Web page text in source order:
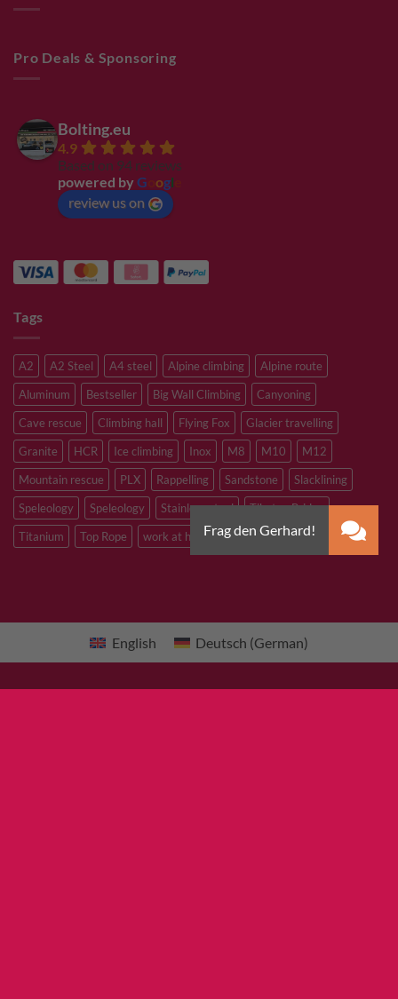
Pro Deals & Sponsoring
Bolting.eu
4.9
Based on 94 reviews
powered by G ogl
review us on
Tags
A2 A2 Steel A4 steel Alpine climbing
Alpine route
Aluminum
Bestseller Big Wall Climbing
Canyoning
Cave rescue
Climbing hall Flying Fox
Glacier travelling
Granite
HCR Ice climbing Inox M8 M10
M12
Mountain rescue
PLX Rappelling Sandstone
Slacklining
Speleology
Speleology Stainless steel
Tibetan Bridge
Titanium
Top Rope work at heights zinc plated steel
English Deutsch (German)